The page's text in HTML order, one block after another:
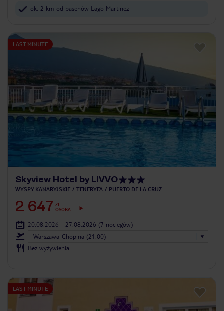
ok. 2 km od basenów Lago Martinez
LAST MINUTE
Skyview Hotel by LIVVO
WYSPY KANARYJSKIE TENERYFA PUERTO DE LA CRUZ
2 647 ZŁ
OSOBA
20.08.2026 - 27.08.2026 (7 noclegów)
Warszawa-Chopina (21:00)
Bez wyżywienia
LAST MINUTE